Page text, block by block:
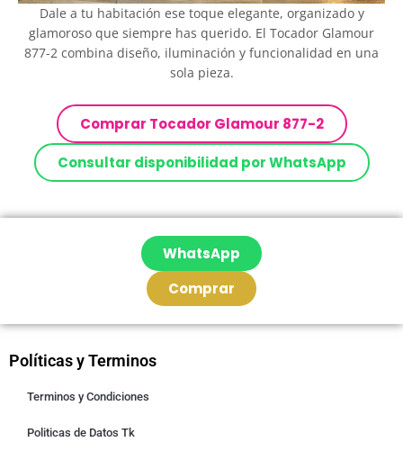
Dale a tu habitación ese toque elegante, organizado y
glamoroso que siempre has querido. El Tocador Glamour
877-2 combina diseño, iluminación y funcionalidad en una
sola pieza.
Comprar Tocador Glamour 877-2
Consultar disponibilidad por WhatsApp
WhatsApp
Comprar
Políticas y Terminos
Terminos y Condiciones
Politicas de Datos Tk